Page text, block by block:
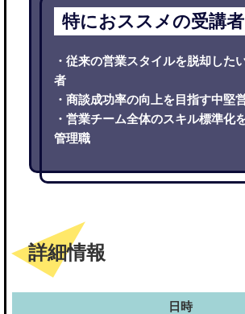
特におススメの受講者
・従来の営業スタイルを脱却した
者
・商談成功率の向上を目指す中堅
・営業チーム全体のスキル標準化
管理職
詳細情報
日時